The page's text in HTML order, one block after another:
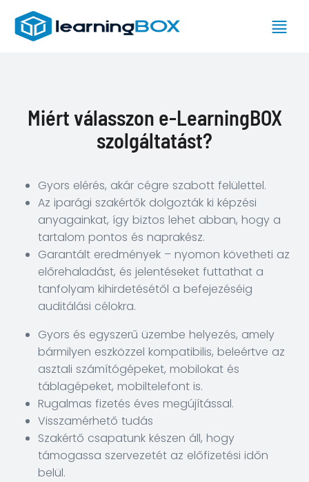
Oktatások
Tanfolyamok
Minősítő
Tanfolyamok
Képzési
naptár
LMS
Miért válasszon e-LearningBOX
szolgáltatást?
Gyors elérés, akár cégre szabott felülettel.
Az iparági szakértők dolgozták ki képzési
anyagainkat, így biztos lehet abban, hogy a
tartalom pontos és naprakész.
Garantált eredmények – nyomon követheti az
előrehaladást, és jelentéseket futtathat a
tanfolyam kihirdetésétől a befejezéséig
auditálási célokra.
Gyors és egyszerű üzembe helyezés, amely
bármilyen eszközzel kompatibilis, beleértve az
asztali számítógépeket, mobilokat és
táblagépeket, mobiltelefont is.
Rugalmas fizetés éves megújítással.
Visszamérhető tudás
Szakértő csapatunk készen áll, hogy
támogassa szervezetét az előfizetési időn
belül.